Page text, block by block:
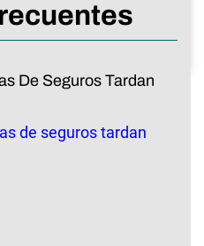
De Seguros Tardan